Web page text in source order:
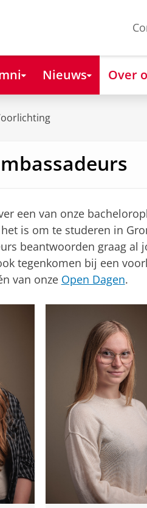
Nieuws Over
een van onze
is om te studeren in
beantwoorden graag al
tegenkomen bij een
van onze Open Dagen.